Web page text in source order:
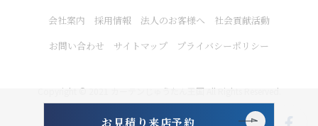
お見積り来店予約
会社案内 採用情報 法人のお客様へ
社会貢献活動
お問い合わせ
サイトマップ プライバシーポリシー
Copyright © 2021 カーテンじゅうたん王国 All Rights Reserved.